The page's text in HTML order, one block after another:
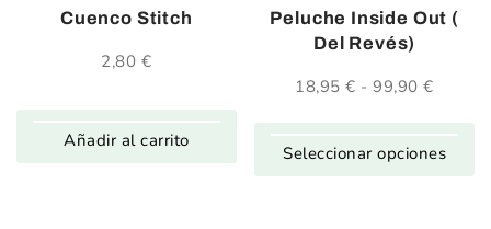
Cuenco Stitch
2,80 €
Añadir al carrito
Peluche Inside Out (
Del Revés)
18,95€ - 99,90€
desde
Seleccionar opciones